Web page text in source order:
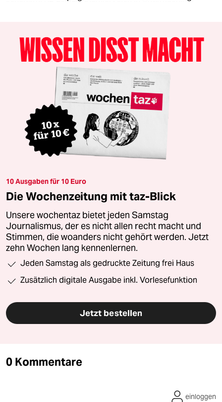
10 Ausgaben für 10 Euro
Die Wochenzeitung mit taz-Blick
Unsere wochentaz bietet jeden Samstag
Journalismus, der es nicht allen recht macht und
Stimmen, die woanders nicht gehört werden. Jetzt
zehn Wochen lang kennenlernen.
Jeden Samstag als gedruckte Zeitung frei Haus
Zusätzlich digitale Ausgabe inkl. Vorlesefunktion
Jetzt bestellen
0 Kommentare
einloggen